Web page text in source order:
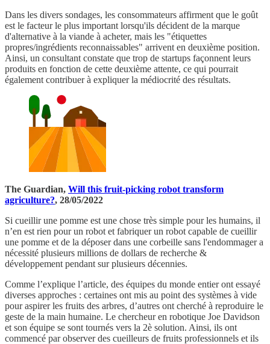
Dans les divers sondages, les consommateurs affirment que le goût
est le facteur le plus important lorsqu'ils décident de la marque
d'alternative à la viande à acheter, mais les "étiquettes
propres/ingrédients reconnaissables" arrivent en deuxième position.
Ainsi, un consultant constate que trop de startups façonnent leurs
produits en fonction de cette deuxième attente, ce qui pourrait
également contribuer à expliquer la médiocrité des résultats.
The Guardian, Will this fruit-picking robot transform
agriculture?, 28/05/2022
Si cueillir une pomme est une chose très simple pour les humains, il
n’en est rien pour un robot et fabriquer un robot capable de cueillir
une pomme et de la déposer dans une corbeille sans l'endommager a
nécessité plusieurs millions de dollars de recherche &
développement pendant sur plusieurs décennies.
Comme l’explique l’article, des équipes du monde entier ont essayé
diverses approches : certaines ont mis au point des systèmes à vide
pour aspirer les fruits des arbres, d’autres ont cherché à reproduire le
geste de la main humaine. Le chercheur en robotique Joe Davidson
et son équipe se sont tournés vers la 2è solution. Ainsi, ils ont
commencé par observer des cueilleurs de fruits professionnels et ils